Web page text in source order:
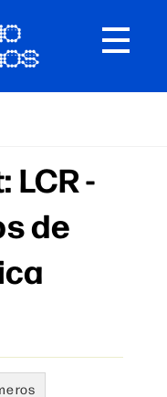
Toggle
LCR -
de